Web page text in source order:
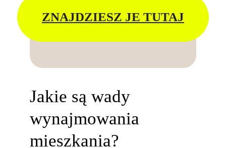
ZNAJDZIESZ JE TUTAJ
Jakie są wady
wynajmowania
mieszkania?